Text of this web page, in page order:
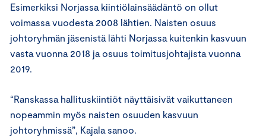
Esimerkiksi Norjassa kiintiölainsäädäntö on ollut
voimassa vuodesta 2008 lähtien. Naisten osuus
johtoryhmän jäsenistä lähti Norjassa kuitenkin kasvuun
vasta vuonna 2018 ja osuus toimitusjohtajista vuonna
2019.
“Ranskassa hallituskiintiöt näyttäisivät vaikuttaneen
nopeammin myös naisten osuuden kasvuun
johtoryhmissä”, Kajala sanoo.